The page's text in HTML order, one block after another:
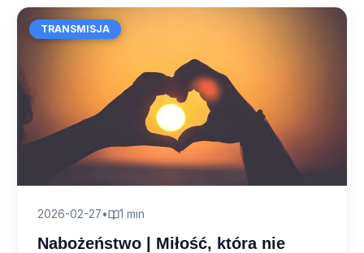
TRANSMISJA
2026-02-27• 1 min
Nabożeństwo | Miłość, która nie